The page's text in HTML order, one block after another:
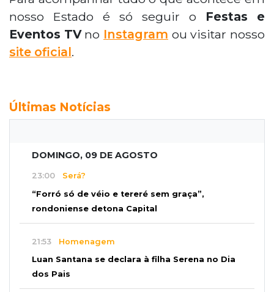
nosso Estado é só seguir o Festas e
Eventos TVno Instagram ou visitar nosso
site oficial.
Últimas Notícias
DOMINGO, 09 DE AGOSTO
23:00 Será?
“Forró só de véio e tereré sem graça”,
rondoniense detona Capital
21:53 Homenagem
Luan Santana se declara à filha Serena no Dia
dos Pais